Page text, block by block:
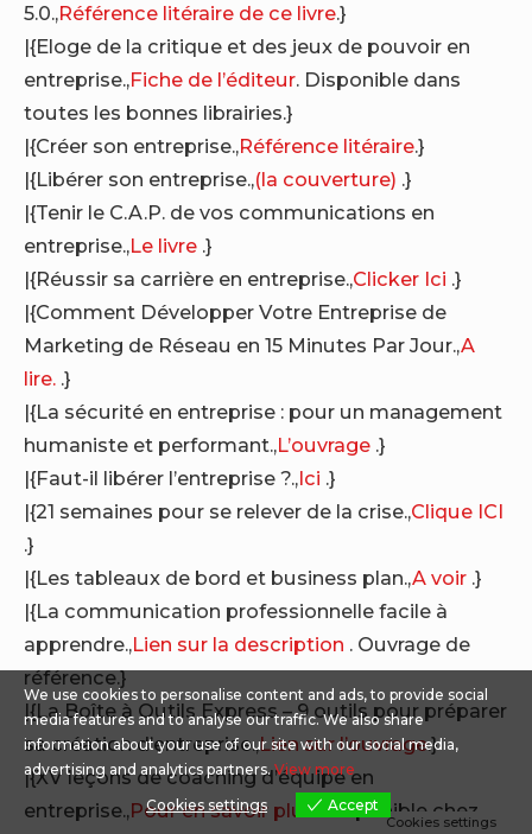
5.0.,Référence litéraire de ce livre.}
|{Eloge de la critique et des jeux de pouvoir en
entreprise.,Fiche de l’éditeur. Disponible dans
toutes les bonnes librairies.}
|{Créer son entreprise.,Référence litéraire.}
|{Libérer son entreprise.,(la couverture) .}
|{Tenir le C.A.P. de vos communications en
entreprise.,Le livre .}
|{Réussir sa carrière en entreprise.,Clicker Ici .}
|{Comment Développer Votre Entreprise de
Marketing de Réseau en 15 Minutes Par Jour.,A
lire. .}
|{La sécurité en entreprise : pour un management
humaniste et performant.,L’ouvrage .}
|{Faut-il libérer l’entreprise ?.,Ici .}
|{21 semaines pour se relever de la crise.,Clique ICI
.}
|{Les tableaux de bord et business plan.,A voir .}
|{La communication professionnelle facile à
apprendre.,Lien sur la description . Ouvrage de
référence.}
|{La Boîte à Outils Express – 9 outils pour préparer
sa création d’entreprise.,Lien sur l’ouvrage.}
|{XV leçons de coaching d’équipe en
entreprise.,Pour en savoir plus. Disponible chez
We use cookies to personalise content and ads, to provide social
media features and to analyse our traffic. We also share
information about your use of our site with our social media,
advertising and analytics partners.View more
Cookies settings
Accept
Cookies settings